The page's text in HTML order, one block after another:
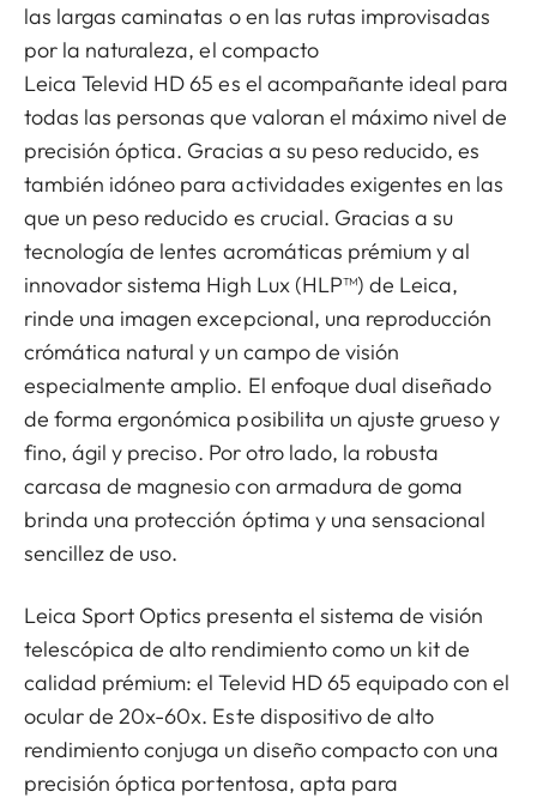
las largas caminatas o en las rutas improvisadas
por la naturaleza, el compacto
Leica Televid HD 65 es el acompañante ideal para
todas las personas que valoran el máximo nivel de
precisión óptica. Gracias a su peso reducido, es
también idóneo para actividades exigentes en las
que un peso reducido es crucial. Gracias a su
tecnología de lentes acromáticas prémium y al
innovador sistema High Lux (HLP™) de Leica,
rinde una imagen excepcional, una reproducción
crómática natural y un campo de visión
especialmente amplio. El enfoque dual diseñado
de forma ergonómica posibilita un ajuste grueso y
fino, ágil y preciso. Por otro lado, la robusta
carcasa de magnesio con armadura de goma
brinda una protección óptima y una sensacional
sencillez de uso.
Leica Sport Optics presenta el sistema de visión
telescópica de alto rendimiento como un kit de
calidad prémium: el Televid HD 65 equipado con el
ocular de 20x-60x. Este dispositivo de alto
rendimiento conjuga un diseño compacto con una
precisión óptica portentosa, apta para